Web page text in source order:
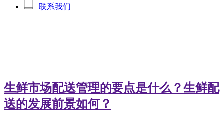
联系我们
生鲜市场配送管理的要点是什么？生鲜配
送的发展前景如何？